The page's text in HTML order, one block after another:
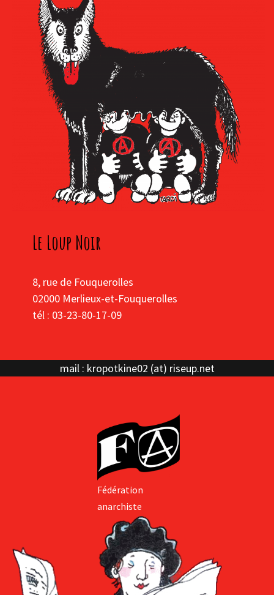
Le Loup Noir
8, rue de Fouquerolles
02000 Merlieux-et-Fouquerolles
tél : 03-23-80-17-09
mail : kropotkine02 (at) riseup.net
Fédération
anarchiste